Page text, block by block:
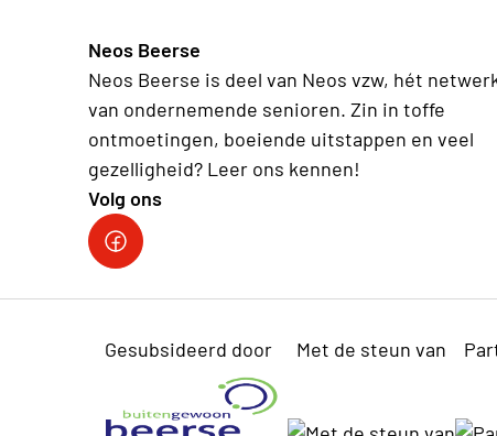
Neos Beerse
Neos Beerse is deel van Neos vzw, hét
van ondernemende senioren. Zin in toffe
ontmoetingen, boeiende uitstappen en veel
gezelligheid? Leer ons kennen!
Volg ons
Facebook
Gesubsideerd door Met de steun van